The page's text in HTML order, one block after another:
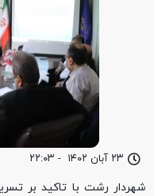
۲۳ آبان ۱۴۰۲ - ۲۲:۰۳
شهردار رشت با تاکید بر